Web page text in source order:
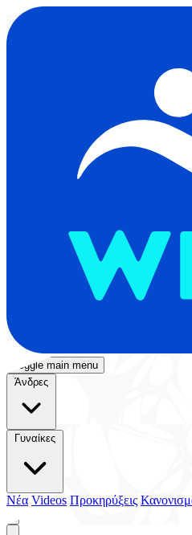
Toggle main menu
Άνδρες
Γυναίκες
Νέα Videos Προκηρύξεις